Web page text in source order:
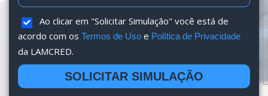
Ao clicar em "Solicitar Simulação" você está de
acordo com os Termos de Uso e Política de Privacidade
da LAMCRED.
SOLICITAR SIMULAÇÃO